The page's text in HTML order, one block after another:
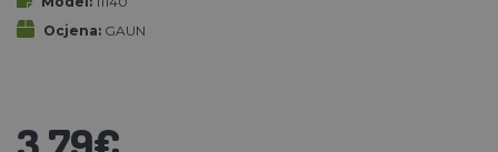
Ocjena: GAUN